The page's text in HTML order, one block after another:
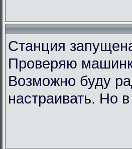
Станция
Проверяю
Возможно буду
настраивать. Но